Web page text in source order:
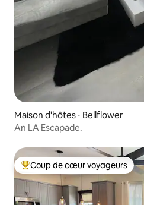
Maison d'hôtes ⋅ Bellflower
An LA Escapade.
Coups de cœur voyageurs les
Coup de cœur voyageurs